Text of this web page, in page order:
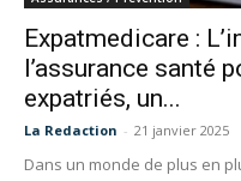
Expatmedicare :
l’assurance santé
expatriés, un...
La Redaction - 21 janvier 2025
Dans un monde de plus en